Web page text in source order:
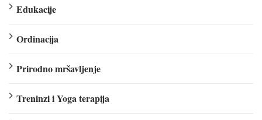
Edukacije
Ordinacija
Prirodno mršavljenje
Treninzi i Yoga terapija